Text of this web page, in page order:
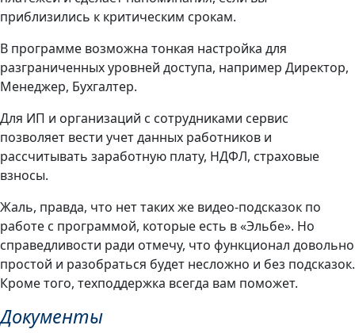
приблизились к критическим срокам.
В программе возможна тонкая настройка для
разграниченных уровней доступа, например Директор,
Менеджер, Бухгалтер.
Для ИП и организаций с сотрудниками сервис
позволяет вести учет данных работников и
рассчитывать заработную плату, НДФЛ, страховые
взносы.
Жаль, правда, что нет таких же видео-подсказок по
работе с программой, которые есть в «Эльбе». Но
справедливости ради отмечу, что функционал довольно
простой и разобраться будет несложно и без подсказок.
Кроме того, техподдержка всегда вам поможет.
Документы